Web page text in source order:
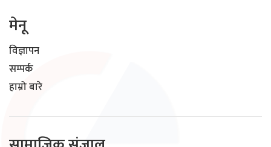
मेनू
विज्ञापन
सम्पर्क
हाम्रो बारे